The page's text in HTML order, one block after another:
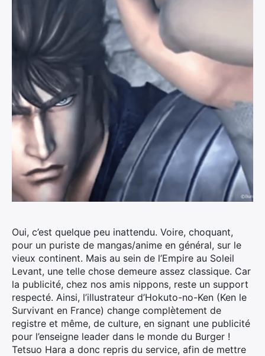
Oui, c’est quelque peu inattendu. Voire, choquant,
pour un puriste de mangas/anime en général, sur le
vieux continent. Mais au sein de l’Empire au Soleil
Levant, une telle chose demeure assez classique. Car
la publicité, chez nos amis nippons, reste un support
respecté. Ainsi, l’illustrateur d’Hokuto-no-Ken (Ken le
Survivant en France) change complètement de
registre et même, de culture, en signant une publicité
pour l’enseigne leader dans le monde du Burger !
Tetsuo Hara a donc repris du service, afin de mettre